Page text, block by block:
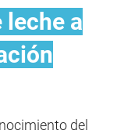
leche a
del